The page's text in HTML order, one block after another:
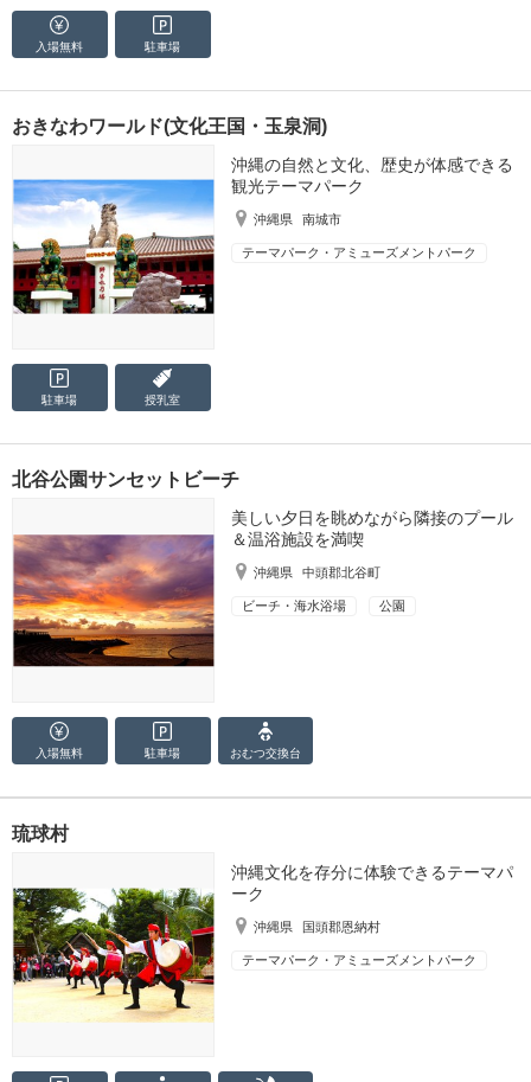
入場無料 駐車場
おきなわワールド(文化王国・玉泉洞)
沖縄の自然と文化、歴史が体感できる
観光テーマパーク
沖縄県 南城市
テーマパーク・アミューズメントパーク
駐車場 授乳室
北谷公園サンセットビーチ
美しい夕日を眺めながら隣接のプール
＆温浴施設を満喫
沖縄県 中頭郡北谷町
ビーチ・海水浴場 公園
入場無料 駐車場 おむつ交換台
琉球村
沖縄文化を存分に体験できるテーマパ
ーク
沖縄県 国頭郡恩納村
テーマパーク・アミューズメントパーク